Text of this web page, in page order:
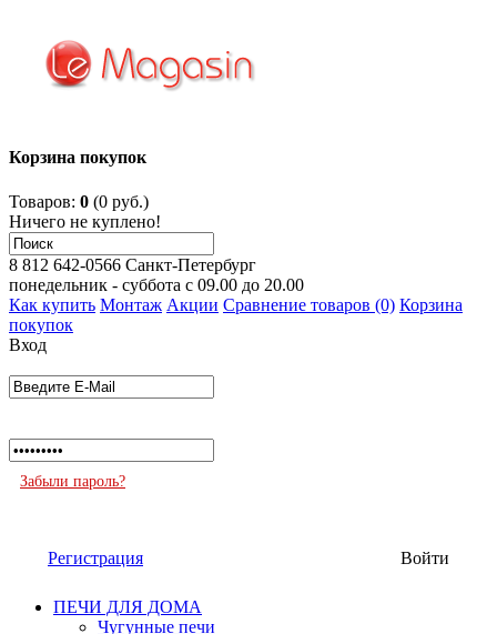
Корзина покупок
Товаров: 0 (0 руб.)
Ничего не куплено!
8 812 642-0566 Санкт-Петербург
понедельник - суббота с 09.00 до 20.00
Как купить Монтаж Акции Сравнение товаров (0) Корзина
покупок
Вход
Забыли пароль?
Регистрация Войти
ПЕЧИ ДЛЯ ДОМА
Чугунные печи